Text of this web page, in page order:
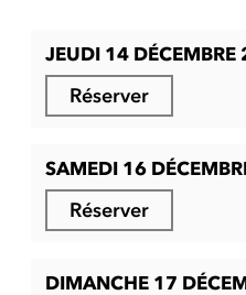
JEUDI 14 DÉCEMBRE
Réserver
SAMEDI 16
Réserver
DIMANCHE 17